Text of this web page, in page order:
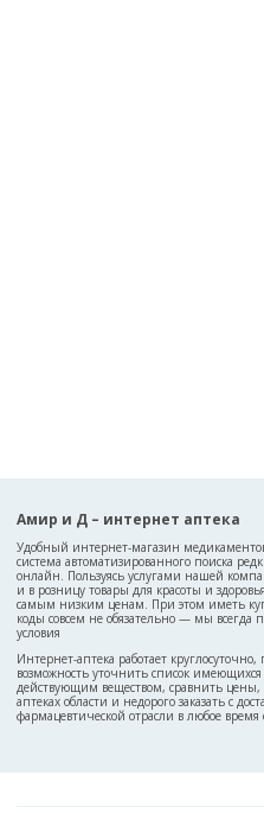
Амир и Д – интернет аптека
Удобный интернет-магазин
система автоматизированного поиска
онлайн. Пользуясь услугами нашей
и в розницу товары для красоты и
самым низким ценам. При этом иметь
коды совсем не обязательно — мы
условия
Интернет-аптека работает
возможность уточнить список
действующим веществом, сравнить цены,
аптеках области и недорого заказать с
фармацевтической отрасли в любое время